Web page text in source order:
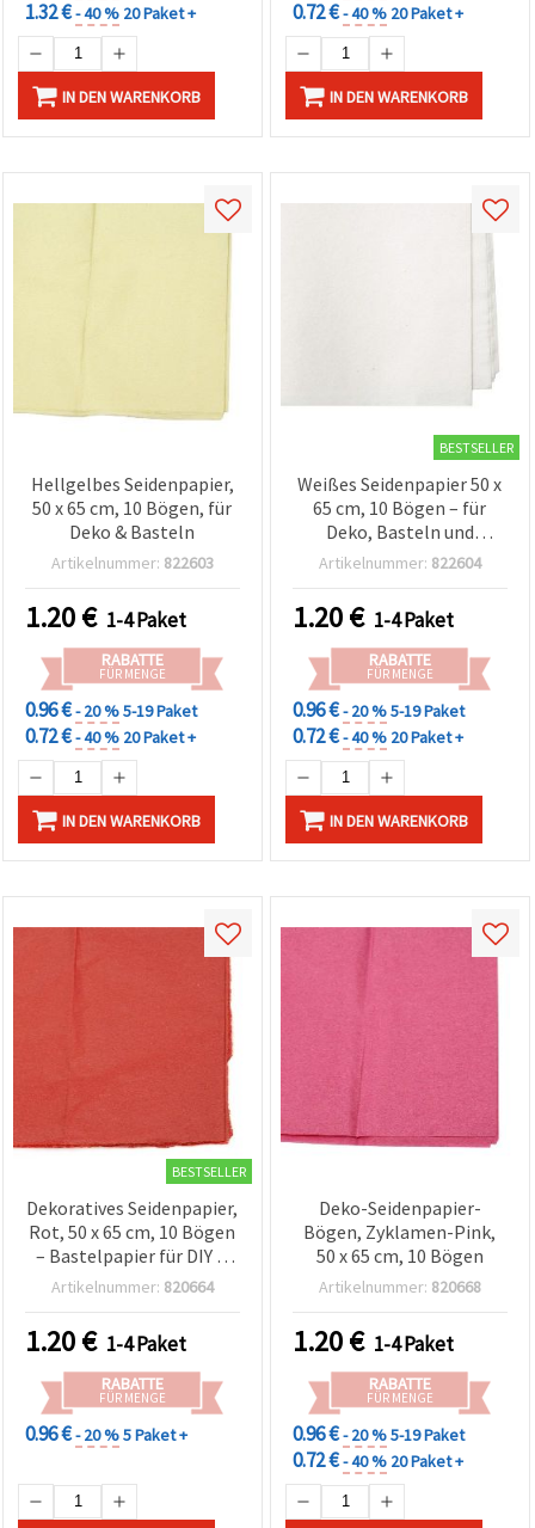
1.32 €- 40 % 20 Paket +
IN DEN WARENKORB
0.72 €- 40 % 20 Paket +
IN DEN WARENKORB
Hellgelbes Seidenpapier,
50 x 65 cm, 10 Bögen, für
Deko & Basteln
Artikelnummer: 822603
1.20€ 1-4 Paket
RABATTE
FÜR MENGE
0.96 €- 20 %5-19 Paket
0.72 €- 40 % 20 Paket +
IN DEN WARENKORB
BESTSELLER
Weißes Seidenpapier 50 x
65 cm, 10 Bögen – für
Deko, Basteln und
Geschenkverpackung
Artikelnummer: 822604
1.20€ 1-4 Paket
RABATTE
FÜR MENGE
0.96 €- 20 %5-19 Paket
0.72 €- 40 % 20 Paket +
IN DEN WARENKORB
BESTSELLER
Dekoratives Seidenpapier,
Rot, 50 x 65 cm, 10 Bögen
– Bastelpapier für DIY &
Geschenkverpackung
Artikelnummer: 820664
1.20€ 1-4 Paket
RABATTE
FÜR MENGE
0.96 €- 20 %5 Paket +
Deko-Seidenpapier-
Bögen, Zyklamen-Pink,
50 x 65 cm, 10 Bögen
Artikelnummer: 820668
1.20€ 1-4 Paket
RABATTE
FÜR MENGE
0.96 €- 20 %5-19 Paket
0.72 €- 40 % 20 Paket +